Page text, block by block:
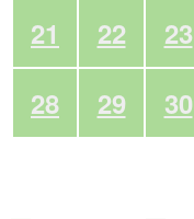
21
22 23
28
29 30